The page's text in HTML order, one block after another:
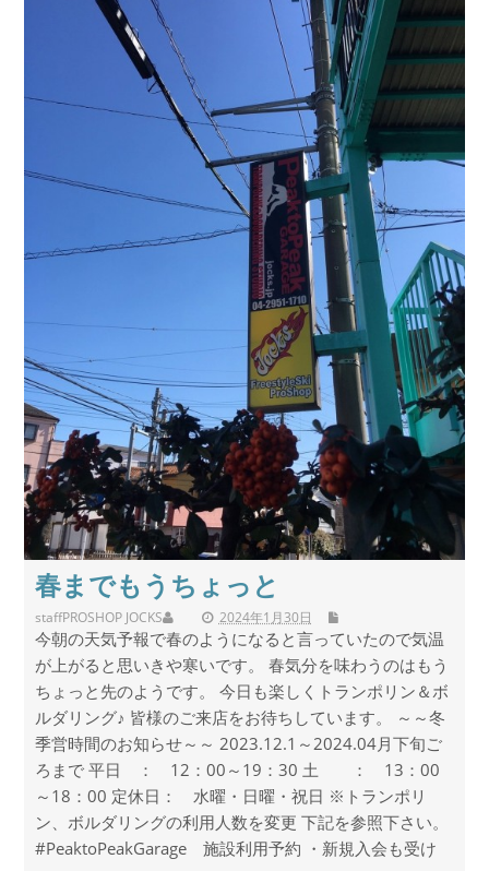
春までもうちょっと
staff 2024年1月30日
PROSHOP JOCKS
今朝の天気予報で春のようになると言っていたので気温
が上がると思いきや寒いです。 春気分を味わうのはもう
ちょっと先のようです。 今日も楽しくトランポリン＆ボ
ルダリング♪ 皆様のご来店をお待ちしています。 ～～冬
季営時間のお知らせ～～ 2023.12.1～2024.04月下旬ご
ろまで 平日 ： 12：00～19：30 土 ： 13：00
～18：00 定休日： 水曜・日曜・祝日 ※トランポリ
ン、ボルダリングの利用人数を変更 下記を参照下さい。
#PeaktoPeakGarage 施設利用予約 ・新規入会も受け